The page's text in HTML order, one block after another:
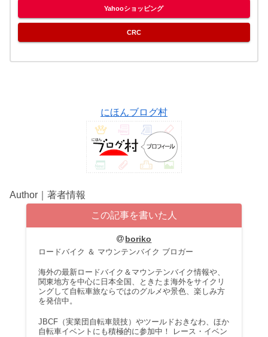
Yahooショッピング
CRC
にほんブログ村
Author｜著者情報
この記事を書いた人
boriko
ロードバイク ＆ マウンテンバイク ブロガー
海外の最新ロードバイク＆マウンテンバイク情報や、
関東地方を中心に日本全国、ときたま海外をサイクリ
ングして自転車旅ならではのグルメや景色、楽しみ方
を発信中。
JBCF（実業団自転車競技）やツールドおきなわ、ほか
自転車イベントにも積極的に参加中！ レース・イベン